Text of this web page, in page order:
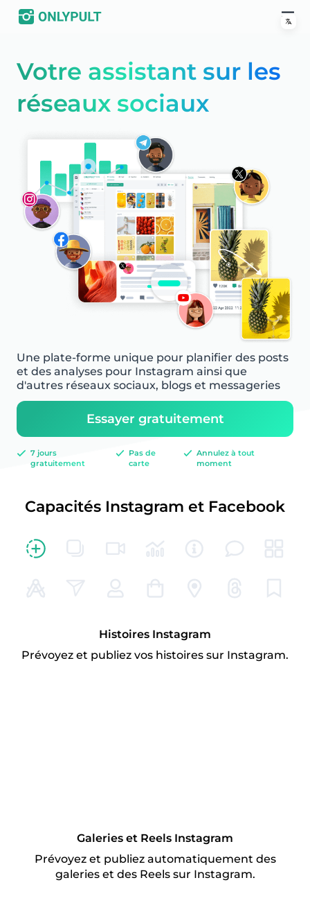
Votre assistant sur les
réseaux sociaux
Une plate-forme unique pour planifier des posts
et des analyses pour Instagram ainsi que
d'autres réseaux sociaux, blogs et messageries
Essayer gratuitement
7 jours
gratuitement
Pas de
carte
Annulez à tout
moment
Capacités Instagram et Facebook
Histoires Instagram
Prévoyez et publiez vos histoires sur Instagram.
Galeries et Reels Instagram
Prévoyez et publiez automatiquement des
galeries et des Reels sur Instagram.